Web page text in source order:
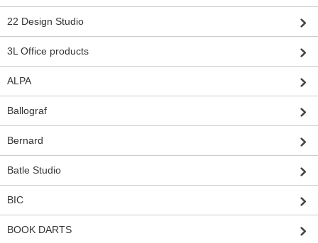
22 Design Studio
3L Office products
ALPA
Ballograf
Bernard
Batle Studio
BIC
BOOK DARTS